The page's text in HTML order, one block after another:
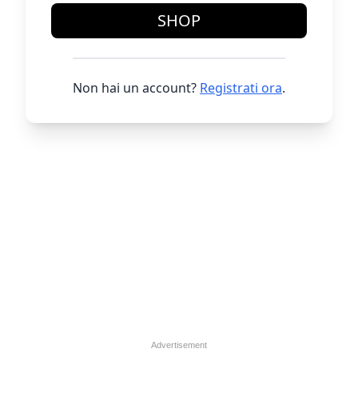
SHOP
Non hai un account? Registrati ora.